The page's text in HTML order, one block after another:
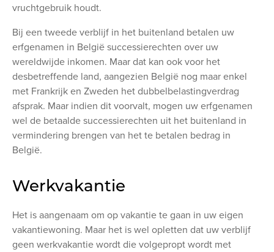
vruchtgebruik houdt.
Bij een tweede verblijf in het buitenland betalen uw
erfgenamen in België successierechten over uw
wereldwijde inkomen. Maar dat kan ook voor het
desbetreffende land, aangezien België nog maar enkel
met Frankrijk en Zweden het dubbelbelastingverdrag
afsprak. Maar indien dit voorvalt, mogen uw erfgenamen
wel de betaalde successierechten uit het buitenland in
vermindering brengen van het te betalen bedrag in
België.
Werkvakantie
Het is aangenaam om op vakantie te gaan in uw eigen
vakantiewoning. Maar het is wel opletten dat uw verblijf
geen werkvakantie wordt die volgepropt wordt met